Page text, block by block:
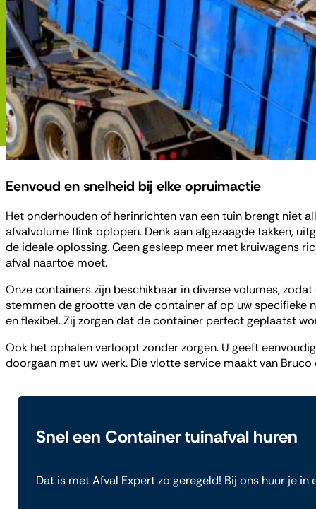
Eenvoud en snelheid bij elke opruimactie
Het onderhouden of herinrichten van een tuin brengt niet
afvalvolume flink oplopen. Denk aan afgezaagde takken,
de ideale oplossing. Geen gesleep meer met kruiwagens
afval naartoe moet.
Onze containers zijn beschikbaar in diverse volumes,
stemmen de grootte van de container af op uw specifieke
en flexibel. Zij zorgen dat de container perfect geplaatst
Ook het ophalen verloopt zonder zorgen. U geeft
doorgaan met uw werk. Die vlotte service maakt van
Snel een Container tuinafval huren
Dat is met Afval Expert zo geregeld! Bij ons huur je